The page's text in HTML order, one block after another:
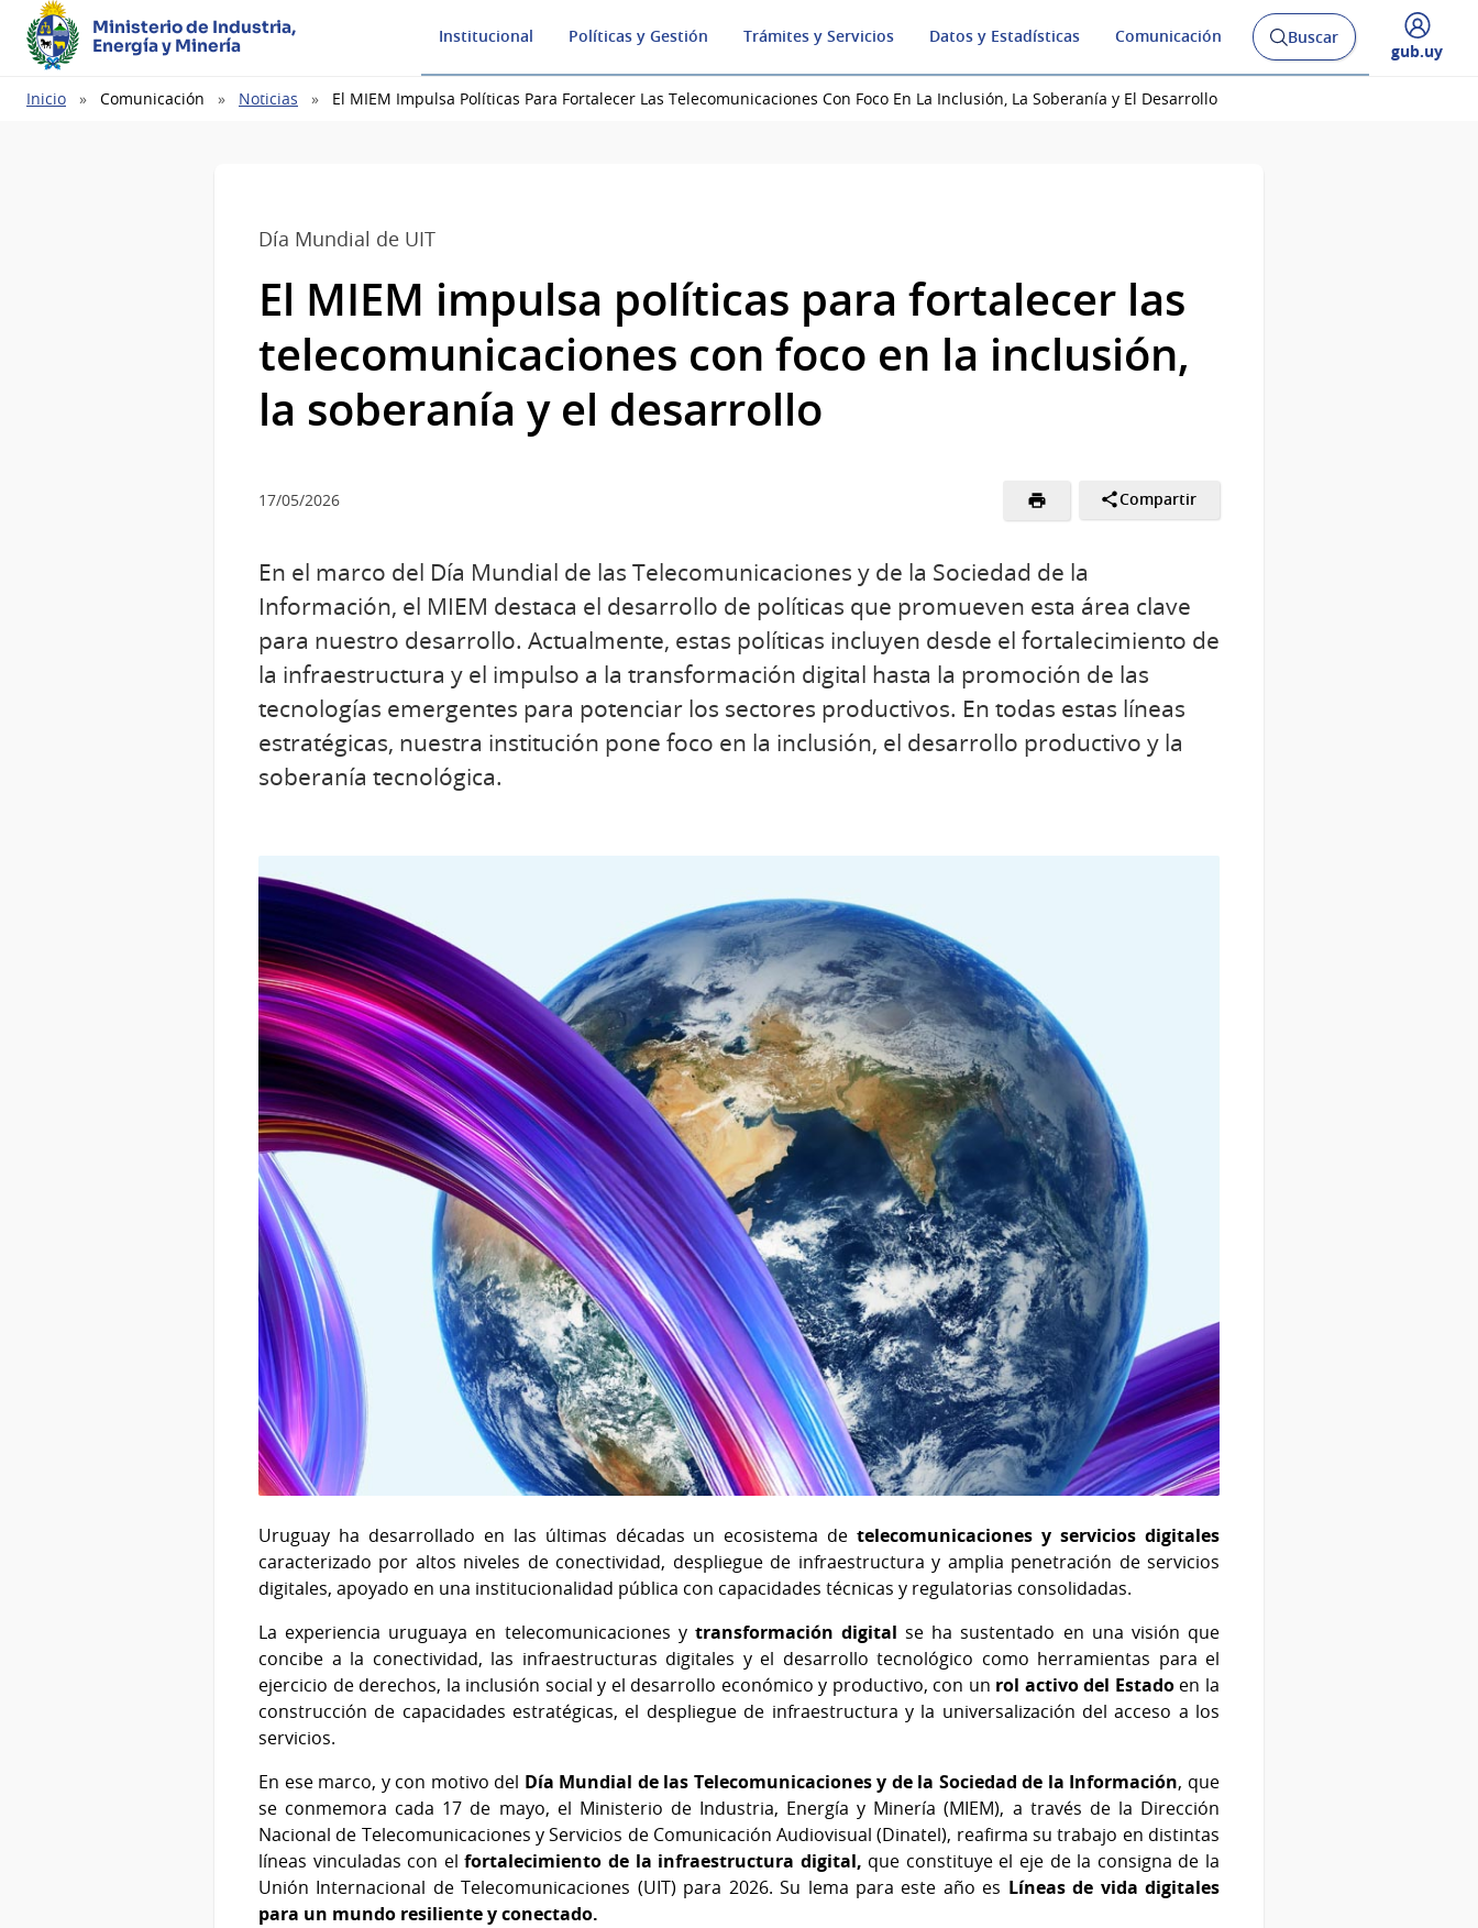
Ministerio de Industria,
Energía y Minería
Institucional Políticas y Gestión Trámites y Servicios Datos y Estadísticas Comunicación
Abrir
buscador
Buscar
Desplegar
gub.uy
Ruta
Inicio Comunicación Noticias El MIEM Impulsa Políticas Para Fortalecer Las Telecomunicaciones Con Foco En La Inclusión, La Soberanía y El Desarrollo
Día Mundial de UIT
El MIEM impulsa políticas para fortalecer las
telecomunicaciones con foco en la inclusión,
la soberanía y el desarrollo
17/05/2026 Compartir
En el marco del Día Mundial de las Telecomunicaciones y de la Sociedad de la
Información, el MIEM destaca el desarrollo de políticas que promueven esta área clave
para nuestro desarrollo. Actualmente, estas políticas incluyen desde el fortalecimiento de
la infraestructura y el impulso a la transformación digital hasta la promoción de las
tecnologías emergentes para potenciar los sectores productivos. En todas estas líneas
estratégicas, nuestra institución pone foco en la inclusión, el desarrollo productivo y la
soberanía tecnológica.
Uruguay ha desarrollado en las últimas décadas un ecosistema detelecomunicaciones y servicios digitales
caracterizado por altos niveles de conectividad, despliegue de infraestructura y amplia penetración de servicios
digitales, apoyado en una institucionalidad pública con capacidades técnicas y regulatorias consolidadas.
La experiencia uruguaya en telecomunicaciones ytransformación digitalse ha sustentado en una visión que
concibe a la conectividad, las infraestructuras digitales y el desarrollo tecnológico como herramientas para el
ejercicio de derechos, la inclusión social y el desarrollo económico y productivo, con un rol activo del Estadoen la
construcción de capacidades estratégicas, el despliegue de infraestructura y la universalización del acceso a los
servicios.
En ese marco, y con motivo del Día Mundial de las Telecomunicaciones y de la Sociedad de la Información, que
se conmemora cada 17 de mayo, el Ministerio de Industria, Energía y Minería (MIEM), a través de la Dirección
Nacional de Telecomunicaciones y Servicios de Comunicación Audiovisual (Dinatel), reafirma su trabajo en distintas
líneas vinculadas con elfortalecimiento de la infraestructura digital, que constituye el eje de la consigna de la
Unión Internacional de Telecomunicaciones (UIT) para 2026. Su lema para este año es Líneas de vida digitales
para un mundo resiliente y conectado.